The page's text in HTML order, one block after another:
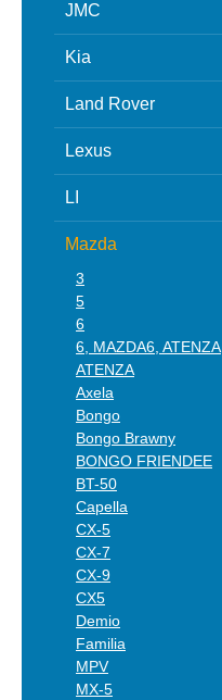
JMC
Kia
Land Rover
Lexus
LI
Mazda
3
5
6
6, MAZDA6, ATENZA
ATENZA
Axela
Bongo
Bongo Brawny
BONGO FRIENDEE
BT-50
Capella
CX-5
CX-7
CX-9
CX5
Demio
Familia
MPV
MX-5